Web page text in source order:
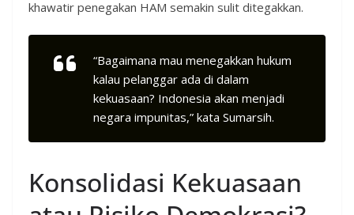
khawatir penegakan HAM semakin sulit ditegakkan.
“Bagaimana mau menegakkan hukum
kalau pelanggar ada di dalam
kekuasaan? Indonesia akan menjadi
negara impunitas,” kata Sumarsih.
Konsolidasi Kekuasaan